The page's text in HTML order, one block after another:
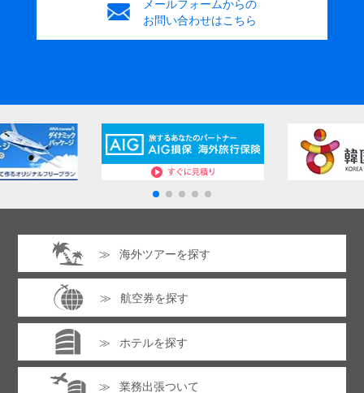
お問い合わせはこちら
海外ツアーを探す
航空券を探す
ホテルを探す
業務出張ついて